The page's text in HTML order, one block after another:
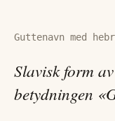
Guttenavn med
Slavisk form
betydningen